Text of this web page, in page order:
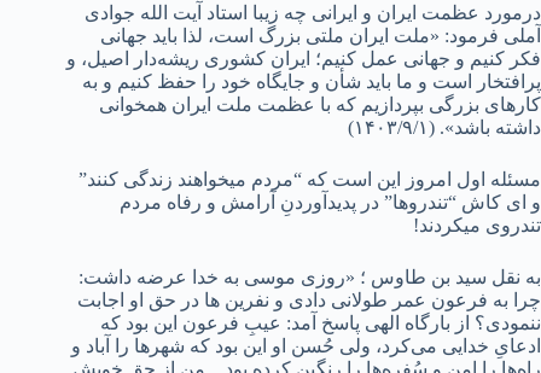
درمورد عظمت ایران و ایرانی چه زیبا استاد آیت الله جوادی
آملی فرمود: «ملت ایران ملتی بزرگ است، لذا باید جهانی
فکر کنیم و جهانی عمل کنیم؛ ایران کشوری ریشه‌دار اصیل، و
پرافتخار است و ما باید شأن و جایگاه خود را حفظ کنیم و به
کارهای بزرگی بپردازیم که با عظمت ملت ایران همخوانی
داشته باشد». (۱۴۰۳/۹/۱)
مسئله اول امروز این است که “مردم میخواهند زندگی کنند”
و ای کاش “تندروها” در پدیدآوردنِ آرامش و رفاه مردم
تندروی میکردند!
به نقل سید بن طاوس ؛ «روزی موسی به خدا عرضه داشت:
چرا به فرعون عمر طولانی دادی و نفرین ها در حق او اجابت
ننمودی؟ از بارگاه الهی پاسخ آمد: عیبِ فرعون این بود که
ادعایِ خدایی می‌کرد، ولی حُسن او این بود که شهرها را آباد و
راه‌ها را امن و سُفره‌ها را رنگین کرده بود .. من از حق خویش